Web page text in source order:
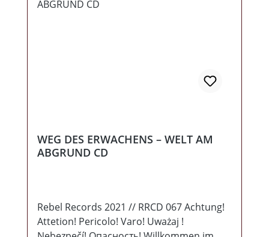
WEG DES ERWACHENS – WELT AM
ABGRUND CD
Rebel Records 2021 // RRCD 067 Achtung!
Attetion! Pericolo! Varo! Uważaj !